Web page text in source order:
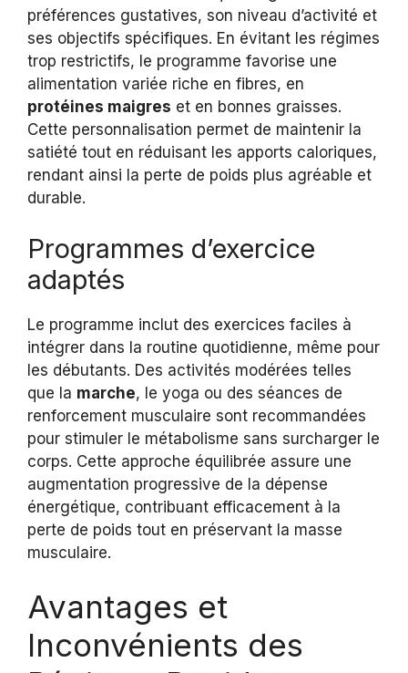
préférences gustatives, son niveau d’activité et
ses objectifs spécifiques. En évitant les régimes
trop restrictifs, le programme favorise une
alimentation variée riche en fibres, en
protéines maigres et en bonnes graisses.
Cette personnalisation permet de maintenir la
satiété tout en réduisant les apports caloriques,
rendant ainsi la perte de poids plus agréable et
durable.
Programmes d’exercice
adaptés
Le programme inclut des exercices faciles à
intégrer dans la routine quotidienne, même pour
les débutants. Des activités modérées telles
que la marche, le yoga ou des séances de
renforcement musculaire sont recommandées
pour stimuler le métabolisme sans surcharger le
corps. Cette approche équilibrée assure une
augmentation progressive de la dépense
énergétique, contribuant efficacement à la
perte de poids tout en préservant la masse
musculaire.
Avantages et
Inconvénients des